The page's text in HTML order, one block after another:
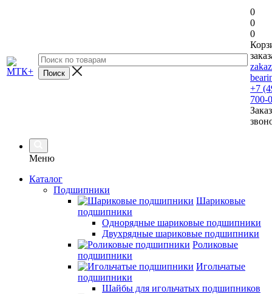
0
0
0
+7
700-
Меню
Каталог
Подшипники
Шариковые
подшипники
Однорядные шариковые подшипники
Двухрядные шариковые подшипники
Роликовые
подшипники
Игольчатые
подшипники
Шайбы для игольчатых подшипников